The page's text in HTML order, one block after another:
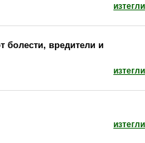
изтегли
болести, вредители и
изтегли
изтегли